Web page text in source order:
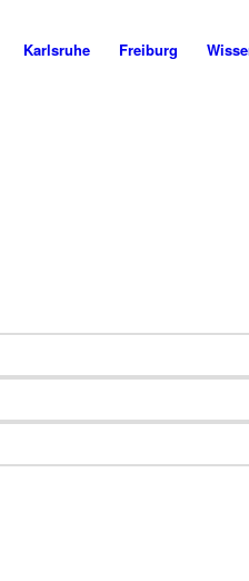
Karlsruhe Freiburg
CannaZen.de